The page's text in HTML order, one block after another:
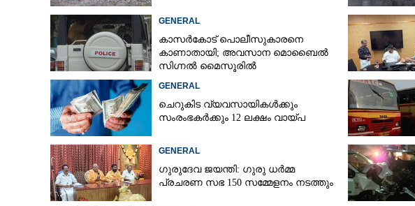
GENERAL
കാസർകോട് പൊലീസുകാരനെ
കാണാതായി; അവസാന മൊബൈൽ
സിഗ്നൽ മൈസൂരിൽ
GENERAL
ചെറുകിട വ്യവസായികൾക്കും
സംരംഭകർക്കും 12 ലക്ഷം വായ്പ
GENERAL
ഗുരുദേവ ജയന്തി: ഗുരു ധർമ്മ
പ്രചരണ സഭ 150 സമ്മേളനം നടത്തും